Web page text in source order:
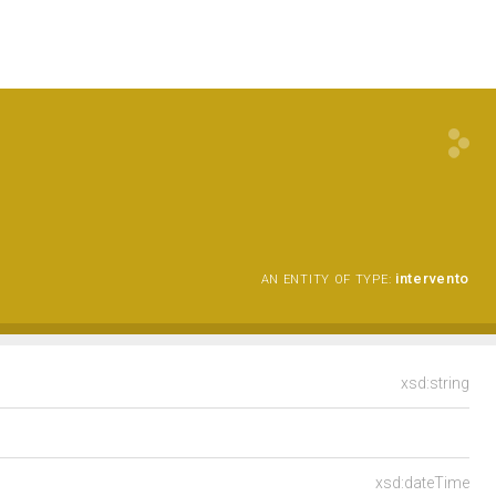
AN ENTITY OF TYPE: intervento
xsd:string
xsd:dateTime